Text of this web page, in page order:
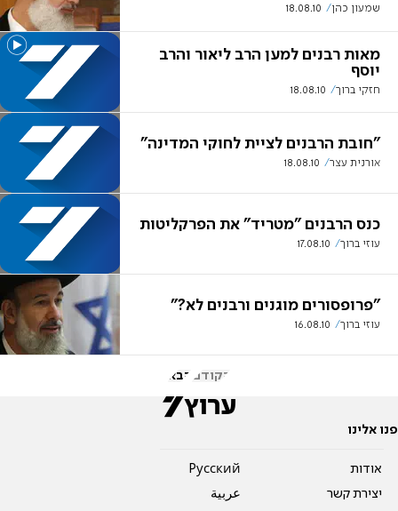
שמעון כהן 18.08.10
מאות רבנים למען הרב ליאור והרב
יוסף
חזקי ברוך 18.08.10
"חובת הרבנים לציית לחוקי המדינה"
אורנית עצר 18.08.10
כנס הרבנים "מטריד" את הפרקליטות
עוזי ברוך 17.08.10
"פרופסורים מוגנים ורבנים לא?"
עוזי ברוך 16.08.10
הקודם הבא
פנו אלינו
אודות
יצירת קשר
Pусский
عربية